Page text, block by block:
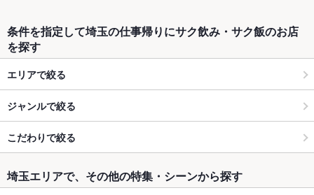
条件を指定して埼玉の仕事帰りにサク飲み・サク飯のお店
を探す
エリアで絞る
ジャンルで絞る
こだわりで絞る
埼玉エリアで、その他の特集・シーンから探す